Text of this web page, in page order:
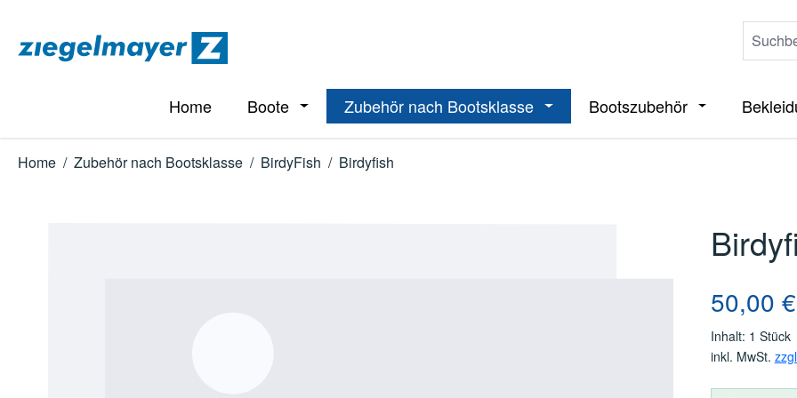
Home Boote Öffne oder Schließe das Dropdown der Kategorie Boote
Zubehör nach Bootsklasse Öffne oder Schließe das Dropdown
Bootszubehör Öffne oder
Home / Zubehör nach Bootsklasse / BirdyFish / Birdyfish
Regulärer
50,00 €
Inhalt: 1 Stück
inkl. MwSt.